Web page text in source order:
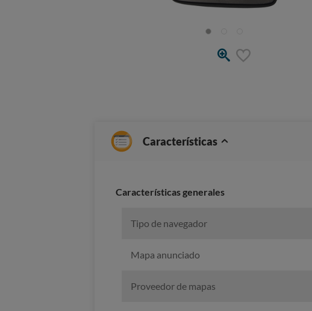
Características
Características generales
Tipo de navegador
Mapa anunciado
Proveedor de mapas